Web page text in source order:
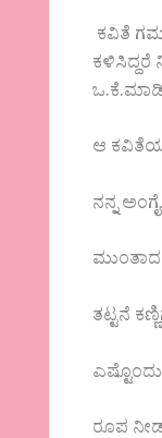
ಕವಿತೆ
ಕಳಿಸಿದ್ದರೆ
ಆ ಕವಿತೆಯ
ನನ್ನ
ತಟ್ಟನೆ
ರೂಪ